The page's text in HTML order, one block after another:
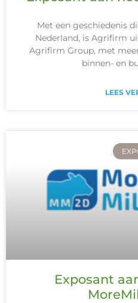
Met een geschiedenis
Nederland, is Agrifirm
Agrifirm Group, met
binnen- en
LEES
Exposant